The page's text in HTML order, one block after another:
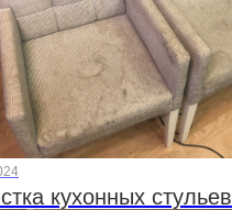
кухонных стульев